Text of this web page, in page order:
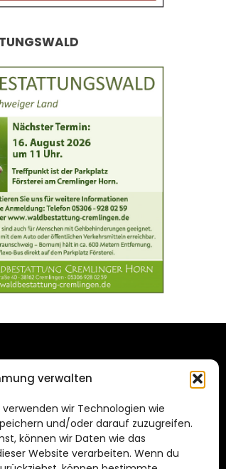
verwalten
wir Technologien wie
und/oder darauf zuzugreifen.
können wir Daten wie das
Website verarbeiten. Wenn du
STADTMAGAZIN
BRAUNSCHWEIG
Richtlinie